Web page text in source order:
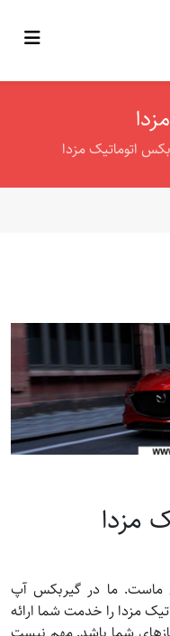
اتوماتیک مزدا
مزدا
ما در گیربکس آپ
مزدا را خدمت شما ارائه